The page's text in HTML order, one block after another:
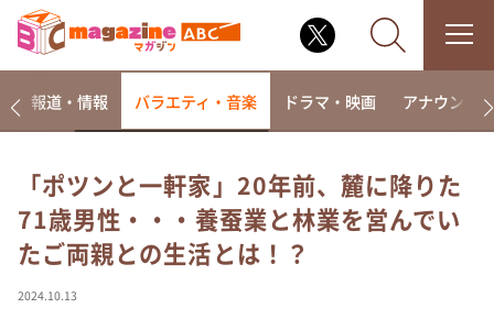
なるみ・岡村の過ぎるTV
相席食堂
これ余談なんですけど・・・
報道・情報 バラエティ・音楽 ドラマ・映画 アナウンサー
「ポツンと一軒家」20年前、麓に降りた
71歳男性・・・養蚕業と林業を営んでい
たご両親との生活とは！？
2024.10.13